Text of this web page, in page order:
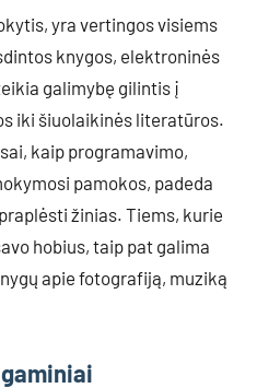
yra vertingos visiems
knygos, elektroninės
galimybę gilintis į
iki šiuolaikinės literatūros.
kaip programavimo,
pamokos, padeda
žinias. Tiems, kurie
hobius, taip pat galima
apie fotografiją, muziką